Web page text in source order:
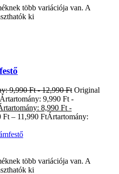
több variációja van. A
ki
9,990 Ft - 12,990 Ft Original
9,990 Ft -
8,990 Ft -
Ft – 11,990 FtÁrtartomány:
több variációja van. A
ki